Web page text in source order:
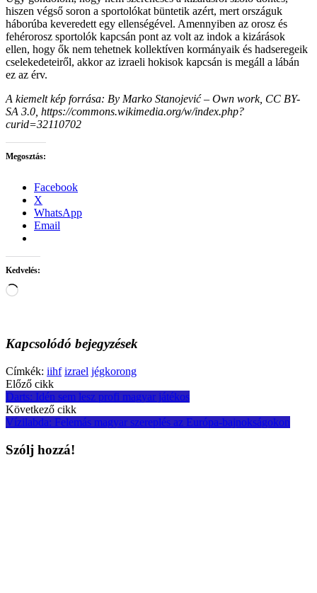
hiszen végső soron a sportolókat büntetik azért, mert országuk
háborúba keveredett egy ellenségével. Amennyiben az orosz és
fehérorosz sportolók kapcsán pont az volt az indok a kizárások
ellen, hogy ők nem tehetnek kollektíven kormányaik és hadseregeik
cselekedeteiről, akkor az izraeli hokisok kapcsán is megáll a lábán
ez az érv.
A kiemelt kép forrása: By Marko Stanojević – Own work, CC BY-
SA 3.0, https://commons.wikimedia.org/w/index.php?
curid=32110702
Megosztás:
Facebook
X
WhatsApp
Email
Kedvelés:
Loading…
Kapcsolódó bejegyzések
Címkék: iihf izrael jégkorong
Post
navigation
Előző cikk
Darts: Idén sem lesz profi magyar játékos
Következő cikk
Vízilabda: Felemás magyar szereplés az Európa-bajnokságokon
Szólj hozzá!